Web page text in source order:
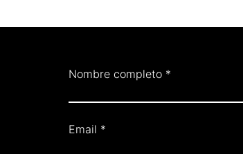
Nombre completo
Email